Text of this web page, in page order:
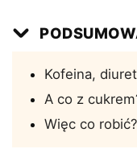
Kofeina,
A co z
Więc co robić?